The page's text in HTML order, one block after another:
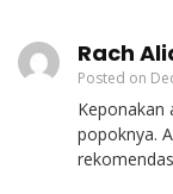
Rach
Posted on
Keponakan
popoknya.